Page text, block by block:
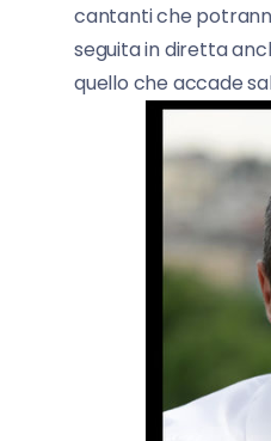
cantanti che
seguita in diretta
quello che accade